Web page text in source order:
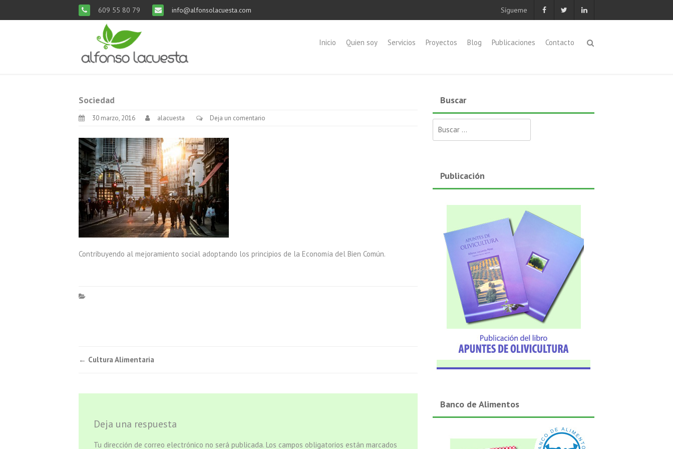
609 55 80 79 info@alfonsolacuesta.com Sígueme
Inicio Quien soy Servicios Proyectos Blog Publicaciones Contacto
Sociedad
30 marzo, 2016 alacuesta Deja un comentario
Contribuyendo al mejoramiento social adoptando los principios de la Economía del Bien Común.
Navegación
← Cultura Alimentaria
Deja una respuesta
Tu dirección de correo electrónico no será publicada. Los campos obligatorios están marcados
Buscar
Publicación
Banco de Alimentos